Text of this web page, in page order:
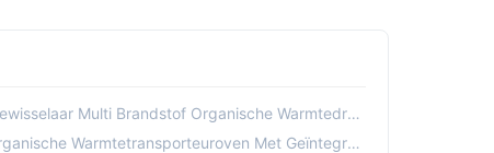
Brandstof Organische Warmtedrager Ketel Thermische Olie Ketel
Warmtetransporteuroven Met Geïntegreerde Silo 10-25 Bar